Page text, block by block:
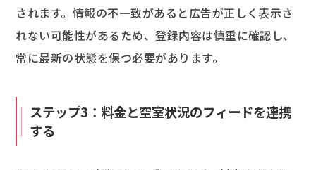
されます。情報の不一致があると広告が正しく表示さ
れない可能性があるため、登録内容は慎重に確認し、
常に最新の状態を保つ必要があります。
ステップ3：料金と空室状況のフィードを連携
する